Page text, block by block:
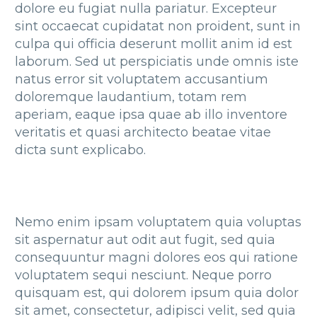
dolore eu fugiat nulla pariatur. Excepteur
sint occaecat cupidatat non proident, sunt in
culpa qui officia deserunt mollit anim id est
laborum. Sed ut perspiciatis unde omnis iste
natus error sit voluptatem accusantium
doloremque laudantium, totam rem
aperiam, eaque ipsa quae ab illo inventore
veritatis et quasi architecto beatae vitae
dicta sunt explicabo.
Nemo enim ipsam voluptatem quia voluptas
sit aspernatur aut odit aut fugit, sed quia
consequuntur magni dolores eos qui ratione
voluptatem sequi nesciunt. Neque porro
quisquam est, qui dolorem ipsum quia dolor
sit amet, consectetur, adipisci velit, sed quia